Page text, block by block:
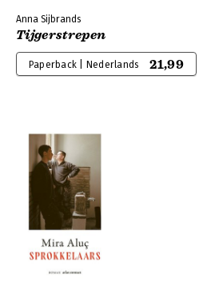
Anna Sijbrands
Tijgerstrepen
Paperback | Nederlands 21,99